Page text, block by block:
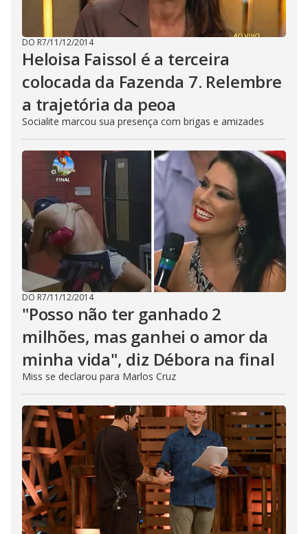
DO R7/11/12/2014
Heloisa Faissol é a terceira
colocada da Fazenda 7. Relembre
a trajetória da peoa
Socialite marcou sua presença com brigas e amizades
DO R7/11/12/2014
"Posso não ter ganhado 2
milhões, mas ganhei o amor da
minha vida", diz Débora na final
Miss se declarou para Marlos Cruz